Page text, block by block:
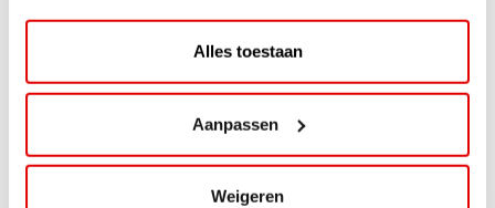
Alles toestaan
Aanpassen
Weigeren
ViaLuxury Hotels
Toe aan een ontspannen nachtje...
Lees verder